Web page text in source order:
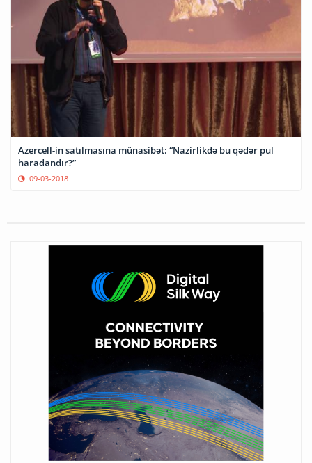
Azercell-in satılmasına münasibət: “Nazirlikdə bu qədər pul
haradandır?”
09-03-2018